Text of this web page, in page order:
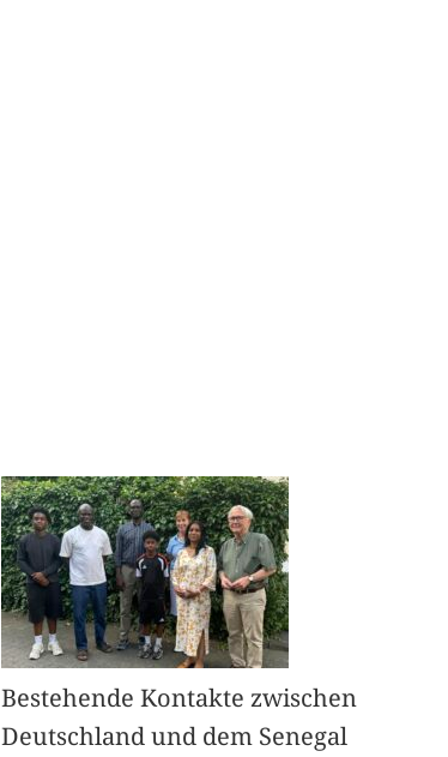
Bestehende Kontakte zwischen
Deutschland und dem Senegal